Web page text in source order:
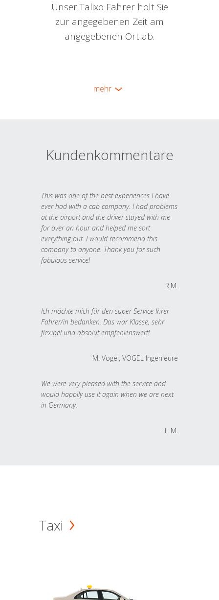
Unser Talixo Fahrer holt Sie
zur angegebenen Zeit am
angegebenen Ort ab.
mehr
Kundenkommentare
This was one of the best experiences I have
ever had with a cab company. I had problems
at the airport and the driver stayed with me
for over an hour and helped me sort
everything out. I would recommend this
company to anyone. Thank you for such
fabulous service!
R.M.
Ich möchte mich für den super Service Ihrer
Fahrer/in bedanken. Das war Klasse, sehr
flexibel und absolut empfehlenswert!
M. Vogel, VOGEL Ingenieure
We were very pleased with the service and
would happily use it again when we are next
in Germany.
T. M.
Taxi